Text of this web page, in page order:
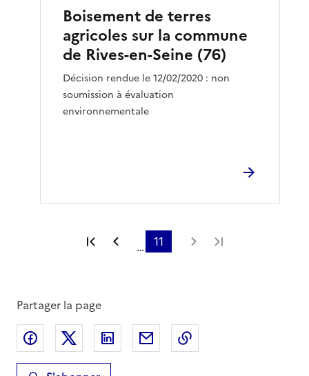
Boisement de terres
agricoles sur la commune
de Rives-en-Seine (76)
Décision rendue le 12/02/2020 : non
soumission à évaluation
environnementale
Première page
Page précédente
… 11 Page suivante
Partager la page
Partager sur Facebook
Partager sur XPartager sur LinkedIn
Partager par email